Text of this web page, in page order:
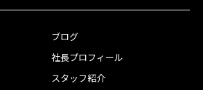
ブログ
社長プロフィール
スタッフ紹介